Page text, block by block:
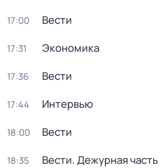
17:00 Вести
17:31 Экономика
17:36 Вести
17:44 Интервью
18:00 Вести
18:35 Вести. Дежурная часть